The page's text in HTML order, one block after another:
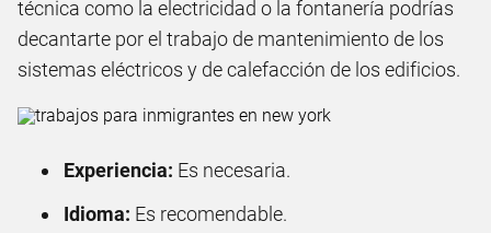
técnica como la electricidad o la fontanería podrías
decantarte por el trabajo de mantenimiento de los
sistemas eléctricos y de calefacción de los edificios.
Experiencia: Es necesaria.
Idioma: Es recomendable.